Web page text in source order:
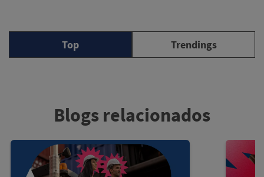
Top Trendings
Blogs relacionados